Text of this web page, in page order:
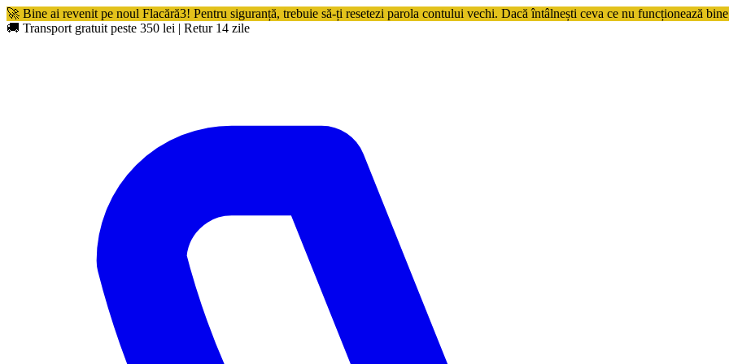
🚀 Bine ai revenit pe noul Flacără3! Pentru siguranță, trebuie să-ți resetezi parola contului vechi. Dacă întâlnești ceva ce nu funcționează
🚚 Transport gratuit peste 350 lei | Retur 14 zile